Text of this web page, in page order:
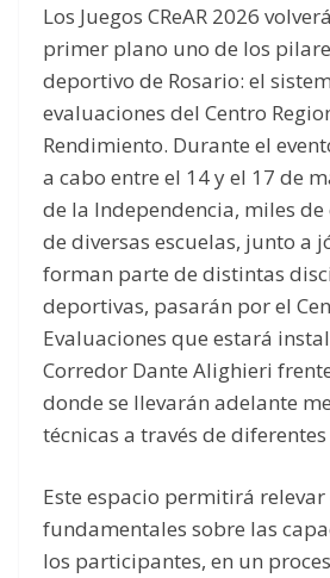
Los Juegos CReAR 2026
primer plano uno de los
deportivo de Rosario: el
evaluaciones del Centro
Rendimiento. Durante el
a cabo entre el 14 y el 17 de
de la Independencia, miles de
de diversas escuelas, junto a
forman parte de distintas
deportivas, pasarán por el
Evaluaciones que estará
Corredor Dante Alighieri
donde se llevarán adelante
técnicas a través de
Este espacio permitirá
fundamentales sobre las
los participantes, en un